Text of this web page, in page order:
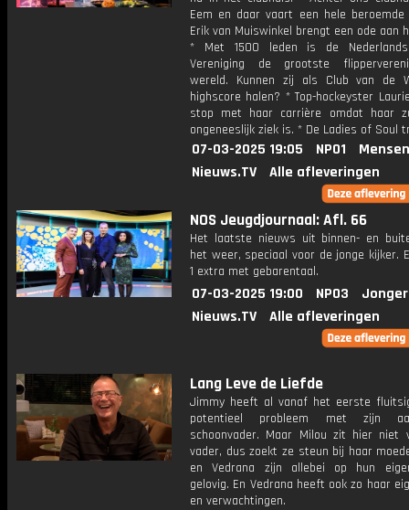
Eem en daar vaart een hele beroemde
Erik van Muiswinkel brengt een ode aan
* Met 1500 leden is de
Vereniging de grootste
wereld. Kunnen zij als Club van de
highscore halen? * Top-hockeyster
stop met haar carrière omdat haar
ongeneeslijk ziek is. * De Ladies of Soul
07-03-2025 19:05 NPO1
Nieuws.TV
Alle afleveringen
NOS Jeugdjournaal: Afl. 66
Het laatste nieuws uit binnen- en
het weer, speciaal voor de jonge kijker.
1 extra met gebarentaal.
07-03-2025 19:00 NPO3
Nieuws.TV
Alle afleveringen
Lang Leve de Liefde
Jimmy heeft al vanaf het eerste
potentieel probleem met zijn
schoonvader. Maar Milou zit hier niet
vader, dus zoekt ze steun bij haar
en Vedrana zijn allebei op hun
gelovig. En Vedrana heeft ook zo haar
en verwachtingen.